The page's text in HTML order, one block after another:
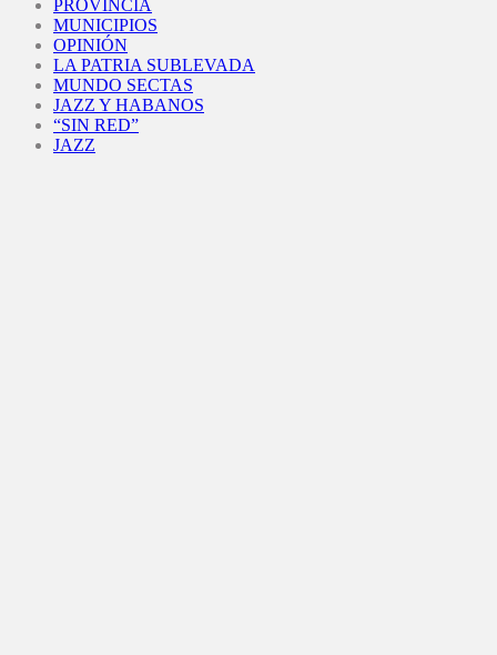
PROVINCIA
MUNICIPIOS
OPINIÓN
LA PATRIA SUBLEVADA
MUNDO SECTAS
JAZZ Y HABANOS
“SIN RED”
JAZZ